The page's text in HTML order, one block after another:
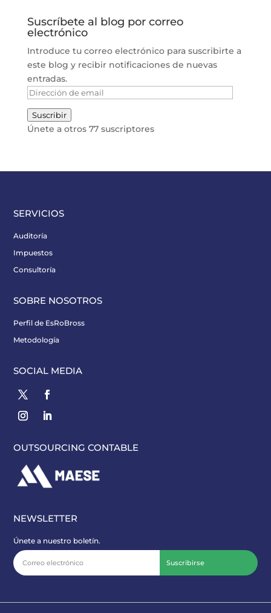
Suscríbete al blog por correo
electrónico
Introduce tu correo electrónico para suscribirte a
este blog y recibir notificaciones de nuevas
entradas.
Dirección
de
email
Suscribir
Únete a otros 77 suscriptores
SERVICIOS
Auditoría
Impuestos
Consultoría
SOBRE NOSOTROS
Perfil de EsRoBross
Metodología
SOCIAL MEDIA
OUTSOURCING CONTABLE
NEWSLETTER
Únete a nuestro boletín.
Suscribirse